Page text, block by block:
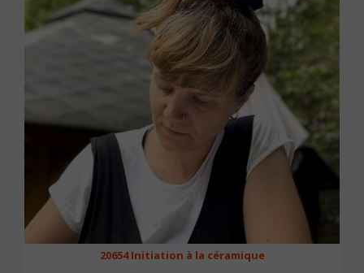
20654 Initiation à la céramique